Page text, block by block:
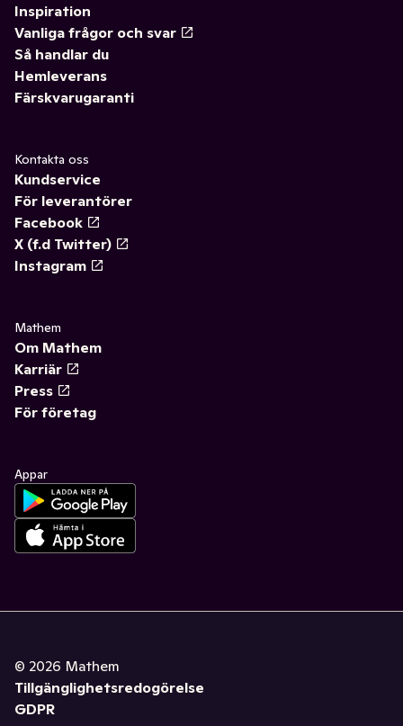
Inspiration
Vanliga frågor och svar
Så handlar du
Hemleverans
Färskvarugaranti
Kontakta oss
Kundservice
För leverantörer
Facebook
X (f.d Twitter)
Instagram
Mathem
Om Mathem
Karriär
Press
För företag
Appar
© 2026 Mathem
Tillgänglighetsredogörelse
GDPR